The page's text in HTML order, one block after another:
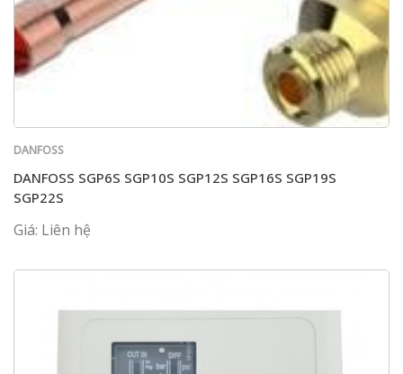
DANFOSS
DANFOSS SGP6S SGP10S SGP12S SGP16S SGP19S
SGP22S
Giá: Liên hệ